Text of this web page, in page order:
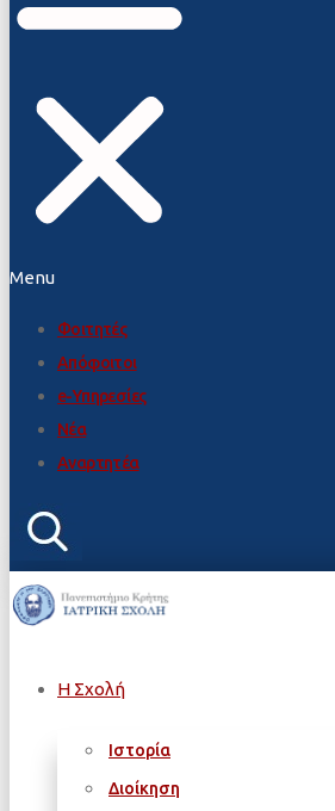
Menu
Φοιτητές
Απόφοιτοι
e-Υπηρεσίες
Νέα
Αναρτητέα
Η Σχολή
Ιστορία
Διοίκηση